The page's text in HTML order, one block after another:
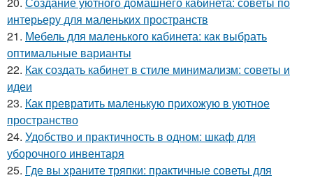
интерьеру для маленьких пространств
21. Мебель для маленького кабинета: как выбрать
оптимальные варианты
22. Как создать кабинет в стиле минимализм: советы и
идеи
23. Как превратить маленькую прихожую в уютное
пространство
24. Удобство и практичность в одном: шкаф для
уборочного инвентаря
25. Где вы храните тряпки: практичные советы для